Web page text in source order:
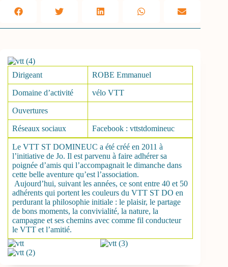
Dirigeant ROBE Emmanuel
Domaine d’activité vélo VTT
Ouvertures
Réseaux sociaux Facebook : vttstdomineuc
Le VTT ST DOMINEUC a été créé en 2011 à
l’initiative de Jo. Il est parvenu à faire adhérer sa
poignée d’amis qui l’accompagnait le dimanche dans
cette belle aventure qu’est l’association.
Aujourd’hui, suivant les années, ce sont entre 40 et 50
adhérents qui portent les couleurs du VTT ST DO en
perdurant la philosophie initiale : le plaisir, le partage
de bons moments, la convivialité, la nature, la
campagne et ses chemins avec comme fil conducteur
le VTT et l’amitié.